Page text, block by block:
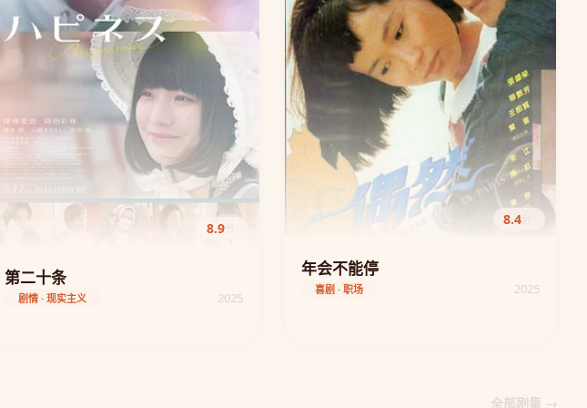
8.9
第二十条
剧情 · 现实主义 2025
8.4
年会不能停
喜剧 · 职场 2025
全部剧集 →